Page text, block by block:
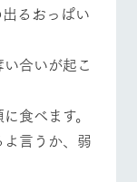
牧場マップのダ
るおっぱい
合いが起こ
食べます。
言うか、弱